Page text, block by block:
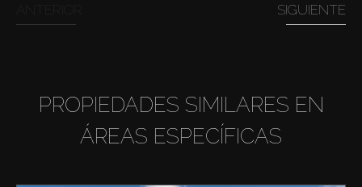
SIGUIENTE
PROPIEDADES SIMILARES EN
ÁREAS ESPECÍFICAS